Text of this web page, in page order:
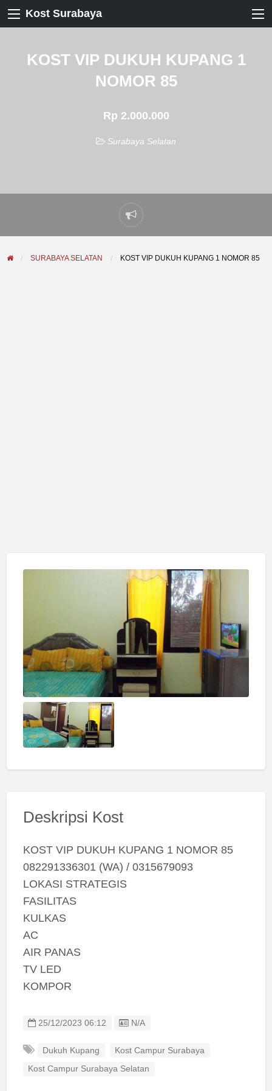
Kost Surabaya
KOST VIP DUKUH KUPANG 1
NOMOR 85
Rp 2.000.000
Surabaya Selatan
Laporkan
masalah
SURABAYA SELATAN KOST VIP DUKUH KUPANG 1 NOMOR 85
Deskripsi Kost
KOST VIP DUKUH KUPANG 1 NOMOR 85
082291336301 (WA) / 0315679093
LOKASI STRATEGIS
FASILITAS
KULKAS
AC
AIR PANAS
TV LED
KOMPOR
25/12/2023 06:12 Listing ID
N/A
Dukuh Kupang Kost Campur Surabaya
Kost Campur Surabaya Selatan